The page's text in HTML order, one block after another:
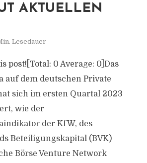
AKTUELLEN
Lesedauer
post![Total: 0 Average: 0]Das
auf dem deutschen Private
sich im ersten Quartal 2023
wie der
der KfW, des
Beteiligungskapital (BVK)
Börse Venture Network